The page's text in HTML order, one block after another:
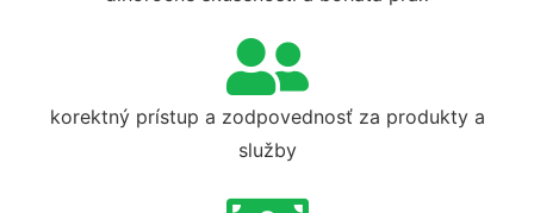
korektný prístup a zodpovednosť za produkty a
služby